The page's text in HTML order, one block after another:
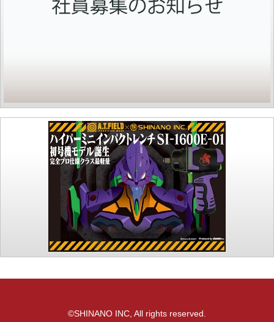
©SHINANO INC, All rights reserved.